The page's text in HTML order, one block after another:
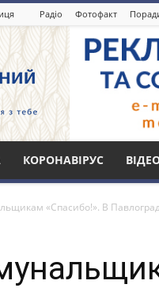
Радіо Фотофакт
КОРОНАВІРУС
«Спасибо!». В